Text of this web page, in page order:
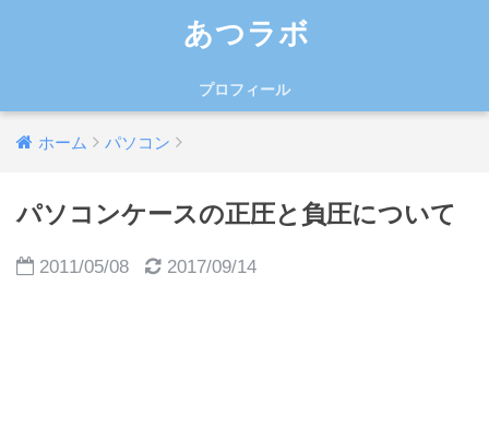
あつラボ
プロフィール
ホーム パソコン
パソコンケースの正圧と負圧について
2011/05/08 2017/09/14